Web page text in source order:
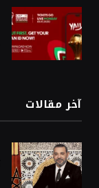
آخر مقالات